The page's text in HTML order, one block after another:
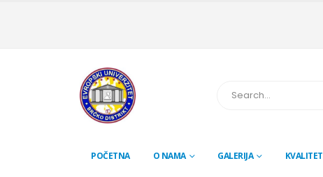
POČETNA O NAMA GALERIJA KVALITET